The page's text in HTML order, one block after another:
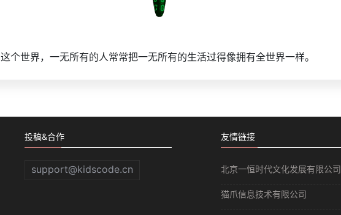
这个世界，一无所有的人常常把一无所有的生活过得像拥有全世界一样。
投稿&合作
support@kidscode.cn
友情链接
北京一恒时代文化发展有限公司
猫爪信息技术有限公司